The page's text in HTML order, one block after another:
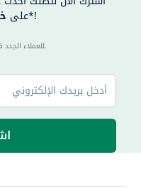
علىمباشرةً*!
40 للعملاء الجدد فقط. تطبق الشروط والأحكام.